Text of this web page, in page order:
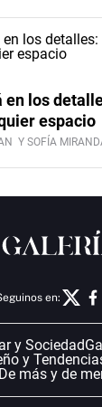
los
espacio
Y SOFÍA
en:
y Sociedad
y
De más y de